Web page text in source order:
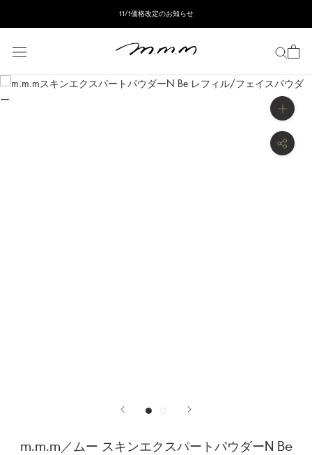
し
て
コ
11/1価格改定のお知らせ
m.m.m／ムー スキンエクスパートパウダーN Be